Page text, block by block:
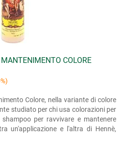
COLORE
Colore, nella variante di colore
studiato per chi usa colorazioni per
per ravvivare e mantenere
un'applicazione e l'altra di Hennè,